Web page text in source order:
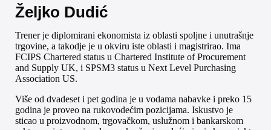
Željko Dudić
Trener je diplomirani ekonomista iz oblasti spoljne i unutrašnje
trgovine, a takodje je u okviru iste oblasti i magistrirao. Ima
FCIPS Chartered status u Chartered Institute of Procurement
and Supply UK, i SPSM3 status u Next Level Purchasing
Association US.
Više od dvadeset i pet godina je u vodama nabavke i preko 15
godina je proveo na rukovodećim pozicijama. Iskustvo je
sticao u proizvodnom, trgovačkom, uslužnom i bankarskom